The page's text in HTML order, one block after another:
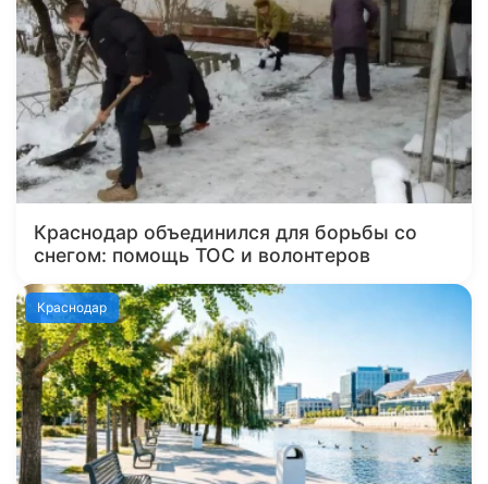
Краснодар объединился для борьбы со
снегом: помощь ТОС и волонтеров
Краснодар